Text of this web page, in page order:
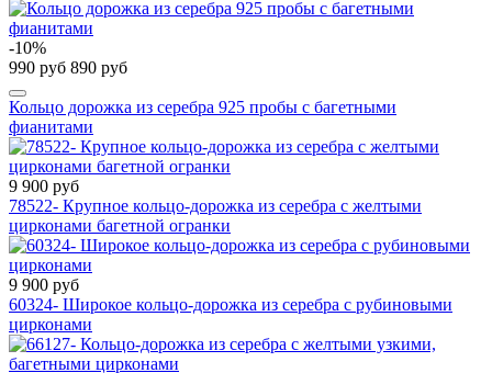
-10%
990 руб 890 руб
Кольцо дорожка из серебра 925 пробы с багетными
фианитами
9 900 руб
78522- Крупное кольцо-дорожка из серебра с желтыми
цирконами багетной огранки
9 900 руб
60324- Широкое кольцо-дорожка из серебра с рубиновыми
цирконами